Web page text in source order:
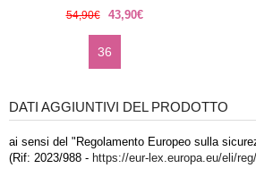
54,90€ 43,90€
36
DATI AGGIUNTIVI DEL PRODOTTO
ai sensi del "Regolamento Europeo sulla
(Rif: 2023/988 - https://eur-lex.europa.eu/eli/